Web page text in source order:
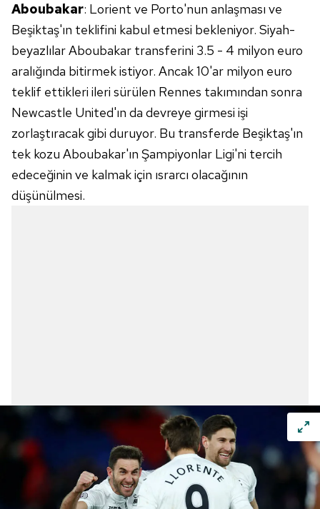
Aboubakar: Lorient ve Porto'nun anlaşması ve
Beşiktaş'ın teklifini kabul etmesi bekleniyor. Siyah-
beyazlılar Aboubakar transferini 3.5 - 4 milyon euro
aralığında bitirmek istiyor. Ancak 10'ar milyon euro
teklif ettikleri ileri sürülen Rennes takımından sonra
Newcastle United'ın da devreye girmesi işi
zorlaştıracak gibi duruyor. Bu transferde Beşiktaş'ın
tek kozu Aboubakar'ın Şampiyonlar Ligi'ni tercih
edeceğinin ve kalmak için ısrarcı olacağının
düşünülmesi.